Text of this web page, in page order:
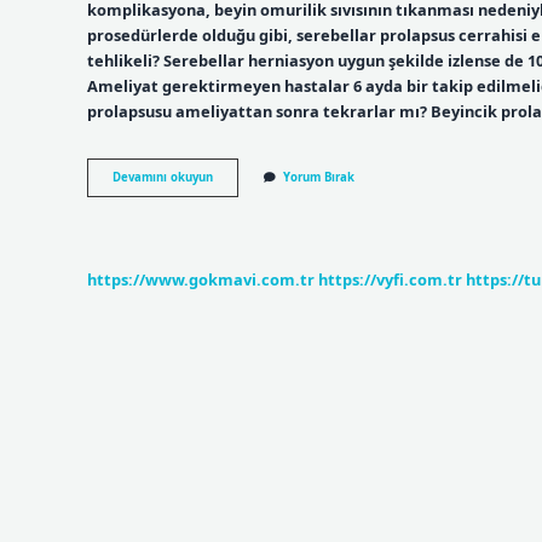
komplikasyona, beyin omurilik sıvısının tıkanması
prosedürlerde olduğu gibi, serebellar prolapsus cerrahisi
tehlikeli? Serebellar herniasyon uygun şekilde izlense de
Ameliyat gerektirmeyen hastalar 6 ayda bir takip
prolapsusu ameliyattan sonra tekrarlar mı? Beyincik
Devamını okuyunBeyincik
Sarkması
Yorum Bırak
https://www.gokmavi.com.tr https://vyfi.com.tr https://